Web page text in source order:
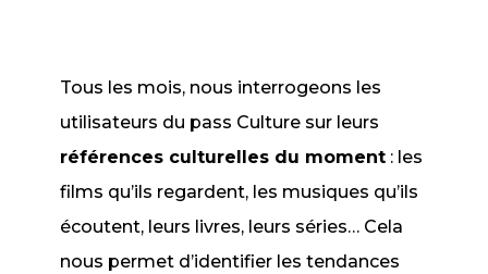
Tous les mois, nous interrogeons les
utilisateurs du pass Culture sur leurs
références culturelles du moment : les
films qu’ils regardent, les musiques qu’ils
écoutent, leurs livres, leurs séries… Cela
nous permet d’identifier les tendances